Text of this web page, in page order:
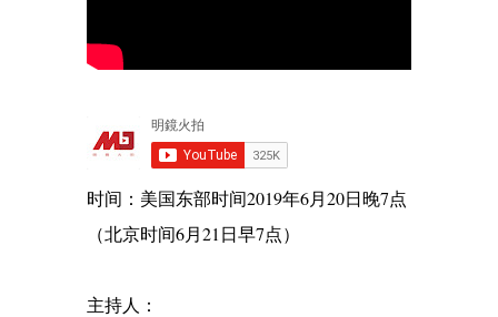
时间：美国东部时间2019年6月20日晚7点
（北京时间6月21日早7点）
主持人：